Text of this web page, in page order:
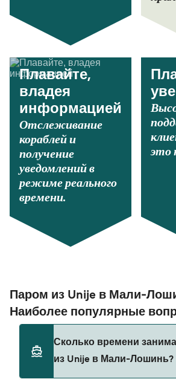
Плавайте,
владея
информацией
Отслеживание
кораблей и
получение
уведомлений в
режиме реального
времени.
это
Паром из Unije в Мали-
Наиболее популярные
Сколько времени
из Unije в Мали-Лошинь?